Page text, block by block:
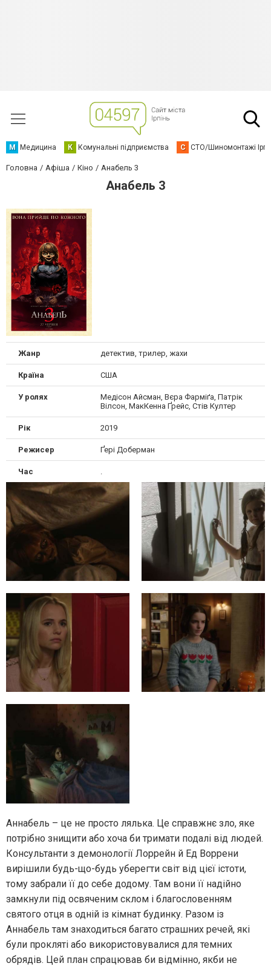
М Медицина К Комунальні підприємства С СТО/Шиномонтажі
Головна Афіша Кіно Анабель 3
Анабель 3
Жанр детектив, трилер, жахи
Країна США
У ролях
Медісон Айсман, Вєра Фарміґа, Патрік
Вілсон, МакКенна Ґрейс, Стів Култер
Рік 2019
Режисер Ґері Доберман
Час .
Аннабель – це не просто лялька. Це справжнє зло, яке
потрібно знищити або хоча би тримати подалі від людей.
Консультанти з демонології Лоррейн й Ед Воррени
вирішили будь-що-будь уберегти світ від цієї істоти,
тому забрали її до себе додому. Там вони її надійно
замкнули під освяченим склом і благословенням
святого отця в одній із кімнат будинку. Разом із
Аннабель там знаходиться багато страшних речей, які
були прокляті або використовувалися для темних
обрядів. Цей план спрацював би відмінно, якби не